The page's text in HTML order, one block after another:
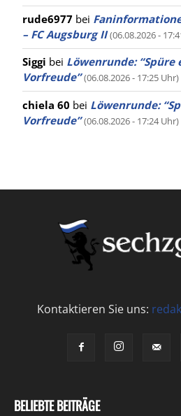
rude6977 bei
– FC Augsburg II (06.08.2026 -
Siggi bei Löwenrunde: “Spüre
Vorfreude” (06.08.2026 - 17:25 Uhr)
chiela 60 bei Löwenrunde:
Vorfreude” (06.08.2026 - 17:24 Uhr)
Kontaktieren Sie uns:
BELIEBTE BEITRÄGE